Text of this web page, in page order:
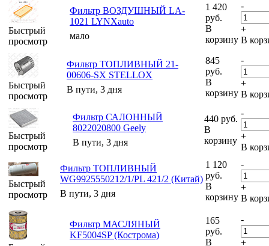
Быстрый
просмотр
Фильтр ВОЗДУШНЫЙ LA-
1021 LYNXauto
мало
1 420
руб.
В
корзину
-
+
В
Быстрый
просмотр
Фильтр ТОПЛИВНЫЙ 21-
00606-SX STELLOX
В пути, 3 дня
845
руб.
В
корзину
-
+
В
Быстрый
просмотр
Фильтр САЛОННЫЙ
8022020800 Geely
В пути, 3 дня
440 руб.
В
корзину
-
+
В
Быстрый
просмотр
Фильтр ТОПЛИВНЫЙ
WG9925550212/1/PL 421/2 (Китай)
В пути, 3 дня
1 120
руб.
В
корзину
-
+
В
Фильтр МАСЛЯНЫЙ
KF5004SP (Кострома)
165
руб.
В
-
+